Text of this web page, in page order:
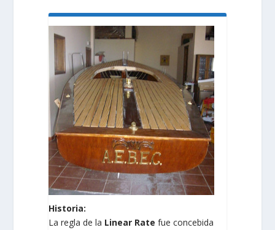
Historia:
La regla de la Linear Rate fue concebida